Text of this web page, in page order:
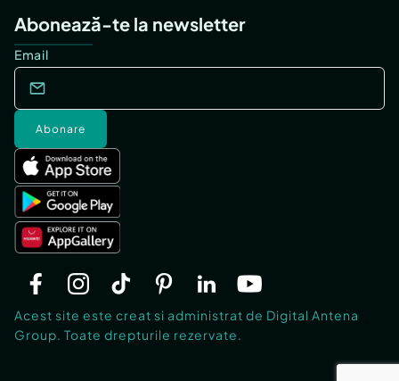
Abonează-te la newsletter
Email
Abonare
Acest site este creat si administrat de Digital Antena
Group. Toate drepturile rezervate.